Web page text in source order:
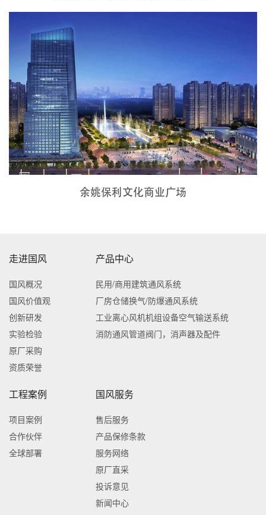
余姚保利文化商业广场
走进国风
国风概况
国风价值观
创新研发
实验检验
原厂采购
资质荣誉
产品中心
民用/商用建筑通风系统
厂房仓储换气/防爆通风系统
工业离心风机机组设备空气输送系统
消防通风管道阀门，消声器及配件
工程案例
项目案例
合作伙伴
全球部署
国风服务
售后服务
产品保修条款
服务网络
原厂直采
投诉意见
新闻中心